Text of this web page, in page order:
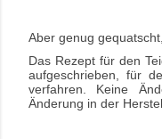
Aber genug
Das Rezept für den
aufgeschrieben, für
verfahren. Keine
Änderung in der